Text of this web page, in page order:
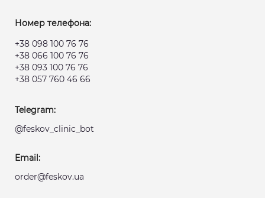
Номер телефона:
+38 098 100 76 76
+38 066 100 76 76
+38 093 100 76 76
+38 057 760 46 66
Telegram:
@feskov_clinic_bot
Email:
order@feskov.ua